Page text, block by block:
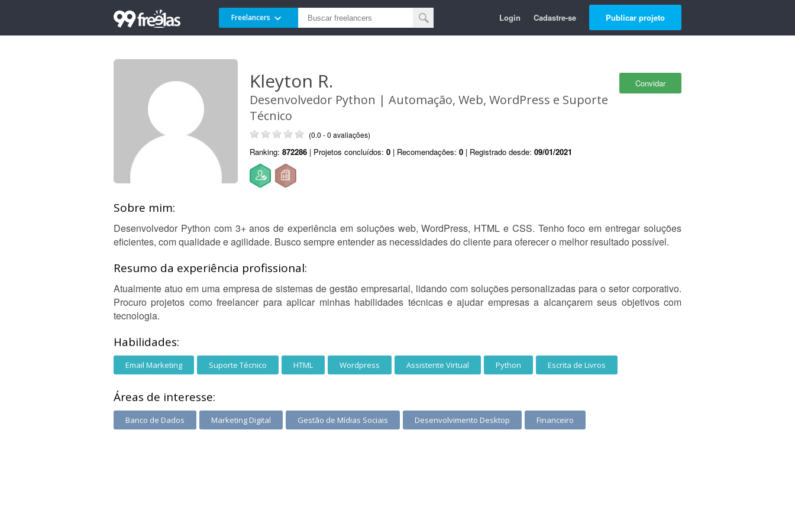
Freelancers Login Cadastre-se Publicar projeto
Convidar
Kleyton R.
Desenvolvedor Python | Automação, Web, WordPress e Suporte
Técnico
(0.0 - 0 avaliações)
Ranking: 872286 | Projetos concluídos: 0 | Recomendações: 0 | Registrado desde: 09/01/2021
Sobre mim:
Desenvolvedor Python com 3+ anos de experiência em soluções web, WordPress, HTML e CSS. Tenho foco em entregar soluções
eficientes, com qualidade e agilidade. Busco sempre entender as necessidades do cliente para oferecer o melhor resultado possível.
Resumo da experiência profissional:
Atualmente atuo em uma empresa de sistemas de gestão empresarial, lidando com soluções personalizadas para o setor corporativo.
Procuro projetos como freelancer para aplicar minhas habilidades técnicas e ajudar empresas a alcançarem seus objetivos com
tecnologia.
Habilidades:
Email Marketing Suporte Técnico HTML Wordpress Assistente Virtual Python Escrita de Livros
Áreas de interesse:
Banco de Dados Marketing Digital Gestão de Mídias Sociais Desenvolvimento Desktop Financeiro